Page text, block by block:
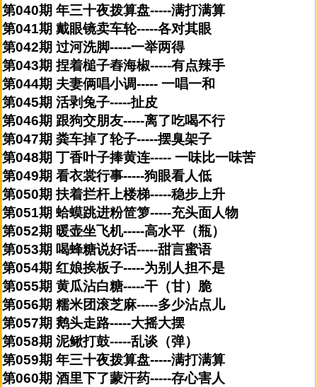
第040期 年三十夜拨算盘-----满打满算
第041期 戴眼镜卖车轮-----各对其眼
第042期 过河洗脚-----一举两得
第043期 捏着槌子舂海椒-----有点辣手
第044期 夫妻俩唱小调----- 一唱一和
第045期 活剥兔子-----扯皮
第046期 跟狗交朋友-----离了吃喝不行
第047期 粪车掉了轮子-----摆臭架子
第048期 丁香叶子捧黄连----- 一味比一味苦
第049期 看衣裳行事-----狗眼看人低
第050期 扶着拦杆上楼梯-----稳步上升
第051期 蛤蟆跳进粉笸箩-----充头面人物
第052期 暖壶坐飞机-----高水平（瓶）
第053期 喝蜂糖说好话-----甜言蜜语
第054期 红娘挨板子-----为别人担不是
第055期 黄瓜沾白糖-----干（甘）脆
第056期 糯米团滚芝麻-----多少沾点儿
第057期 鹅头走路-----大摇大摆
第058期 泥鳅打鼓-----乱谈（弹）
第059期 年三十夜拨算盘-----满打满算
第060期 酒里下了蒙汗药-----存心害人